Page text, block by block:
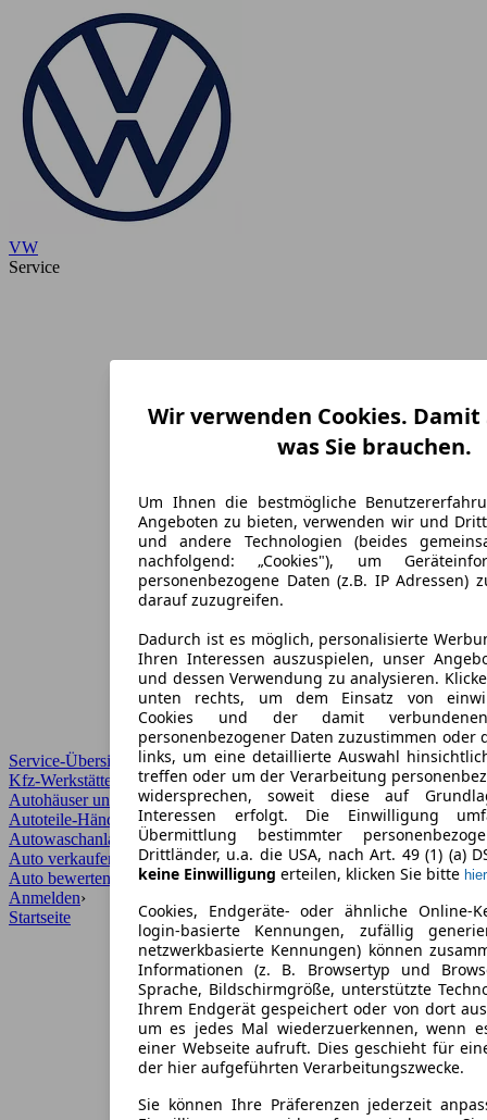
VW
Service
Service-Übersicht
Kfz-Werkstätten
Autohäuser und Händler
Autoteile-Händler
Autowaschanlagen
Auto verkaufen
Auto bewerten
Anmelden›
Startseite
Wir verwenden Cookies.
was Sie brauchen.
Um Ihnen die bestmögliche
Angeboten zu bieten, verwenden wir und
und andere Technologien (beides
nachfolgend: „Cookies"), um
personenbezogene Daten (z.B. IP Adressen)
darauf zuzugreifen.
Dadurch ist es möglich, personalisierte
Ihren Interessen auszuspielen, unser
und dessen Verwendung zu analysieren.
unten rechts, um dem Einsatz von
Cookies und der damit
personenbezogener Daten zuzustimmen oder
links, um eine detaillierte Auswahl
treffen oder um der Verarbeitung
widersprechen, soweit diese auf
Interessen erfolgt. Die Einwilligung
Übermittlung bestimmter
Drittländer, u.a. die USA, nach Art. 49 (1) (a)
keine Einwilligung erteilen, klicken Sie bitte hier
Cookies, Endgeräte- oder ähnliche Online-
login-basierte Kennungen, zufällig
netzwerkbasierte Kennungen) können
Informationen (z. B. Browsertyp und
Sprache, Bildschirmgröße, unterstützte
Ihrem Endgerät gespeichert oder von dort
um es jedes Mal wiederzuerkennen, wenn
einer Webseite aufruft. Dies geschieht für
der hier aufgeführten Verarbeitungszwecke.
Sie können Ihre Präferenzen jederzeit